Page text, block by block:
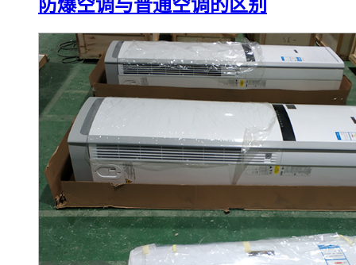
防爆空调与普通空调的区别